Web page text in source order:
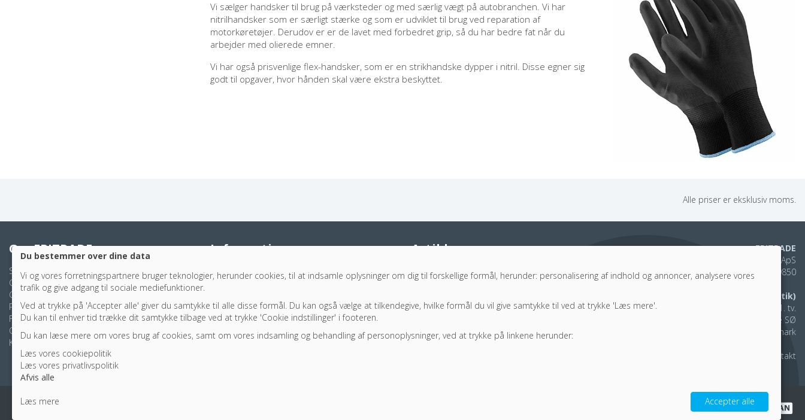
Vi sælger handsker til brug på værksteder og med særlig vægt på autobranchen. Vi har
nitrilhandsker som er særligt stærke og som er udviklet til brug ved reparation af
motorkøretøjer. Derudov er er de lavet med forbedret grip, så du har bedre fat når du
arbejder med olierede emner.
Vi har også prisvenlige flex-handsker, som er en strikhandske dypper i nitril. Disse egner sig
godt til opgaver, hvor hånden skal være ekstra beskyttet.
Alle priser er eksklusiv moms.
Om EPITRADE
Sikker e-handel
Cookiepolitik
Cookie indstillinger
Privatlivspolitik
Fragtpriser
Om EPITRADE
Kontakt
Information
Storkøb
Indkøbsportal
Artikler
Ombytning
Fortrydelse
Reklamation
Artikler
Handsker til tatovering
Handsker godkendt til fødevarer
EPITRADE
M2 Trading Group ApS
DK40579850
Administration (ingen butik)
Agerhatten 16B, dep. 3, 1. tv.
5220 Odense SØ
Denmark
Kontakt
Du bestemmer over dine data
Vi og vores forretningspartnere bruger teknologier, herunder cookies, til at indsamle oplysninger om dig til forskellige formål, herunder: personalisering af indhold og annoncer, analysere vores
trafik og give adgang til sociale mediefunktioner.
Ved at trykke på 'Accepter alle' giver du samtykke til alle disse formål. Du kan også vælge at tilkendegive, hvilke formål du vil give samtykke til ved at trykke 'Læs mere'.
Du kan til enhver tid trække dit samtykke tilbage ved at trykke 'Cookie indstillinger' i footeren.
Du kan læse mere om vores brug af cookies, samt om vores indsamling og behandling af personoplysninger, ved at trykke på linkene herunder:
Læs vores cookiepolitik
Læs vores privatlivspolitik
Afvis alle
Læs mere Accepter alle